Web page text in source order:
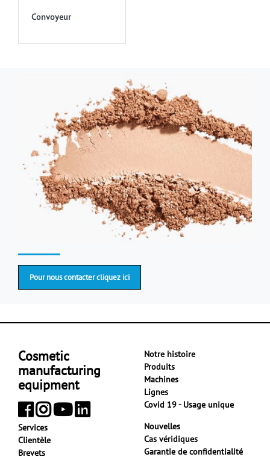
Convoyeur
Pour nous contacter cliquez ici
Cosmetic
manufacturing
equipment
Notre histoire
Produits
Machines
Lignes
Covid 19 - Usage unique
Services
Clientèle
Brevets
Nouvelles
Cas véridiques
Garantie de confidentialité